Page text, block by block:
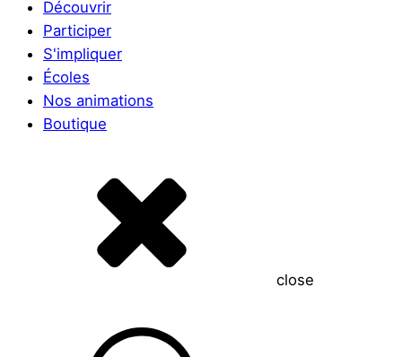
Découvrir
Participer
S'impliquer
Écoles
Nos animations
Boutique
close